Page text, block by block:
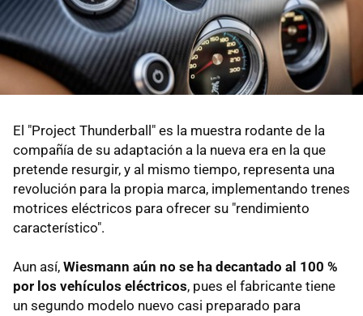
El "Project Thunderball" es la muestra rodante de la
compañía de su adaptación a la nueva era en la que
pretende resurgir, y al mismo tiempo, representa una
revolución para la propia marca, implementando trenes
motrices eléctricos para ofrecer su "rendimiento
característico".
Aun así, Wiesmann aún no se ha decantado al 100 %
por los vehículos eléctricos, pues el fabricante tiene
un segundo modelo nuevo casi preparado para